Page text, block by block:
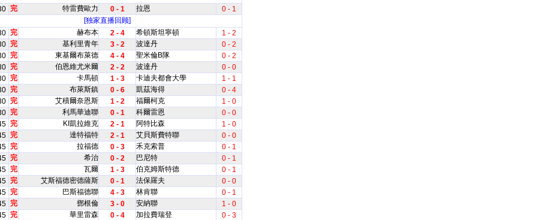
完 特雷費歐力 0 - 1 拉恩
0 - 1
[独家直播回顾]
完 赫布本 2 - 4 希頓斯坦寧頓
1 - 2
完 基利里青年 3 - 2 波達丹
0 - 2
完 東基爾布萊德 4 - 4 聖米倫B隊
0 - 2
完 伯恩維尤米爾 2 - 2 波達丹
0 - 0
完 卡馬頓 1 - 3 卡迪夫都會大學
1 - 1
完 布萊斯鎮 0 - 6 凱茲海得
0 - 4
完 艾積爾奈恩斯 1 - 2 福爾柯克
1 - 0
完 利馬華迪聯 0 - 1 科爾雷恩
0 - 0
完 KI凱拉維克 2 - 1 阿特比森
1 - 0
完 達特福特 2 - 1 艾貝斯費特聯
0 - 0
完 拉福德 0 - 3 禾克索普
0 - 1
完 希治 0 - 2 巴尼特
0 - 1
完 瓦爾 1 - 3 伯克姆斯特德
0 - 1
完 艾斯福德密德薩斯 0 - 1 法保羅夫
0 - 0
完 巴斯福德聯 4 - 3 林肯聯
0 - 1
完 鄧根倫 3 - 0 安納聯
1 - 0
完 華里雷森 0 - 4 加拉費瑞登
0 - 3